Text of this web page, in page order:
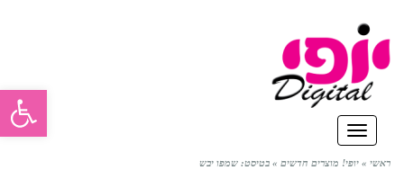
תפריט
ראשי » יופי! מוצרים חדשים » בטיסט: שמפו יבש
פתח